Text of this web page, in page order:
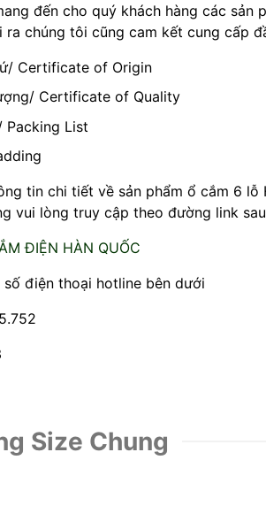
đến cho quý khách hàng các sản
ra chúng tôi cũng cam kết cung cấp
Certificate of Origin
Certificate of Quality
Packing List
tin chi tiết về sản phẩm ổ cắm 6
vui lòng truy cập theo đường link
ĐIỆN HÀN QUỐC
điện thoại hotline bên dưới
Size Chung